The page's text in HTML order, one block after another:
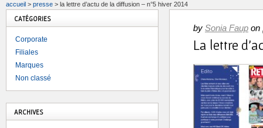
accueil > presse > la lettre d’actu de la diffusion – n°5 hiver 2014
by Sonia Faup on
La lettre
CATÉGORIES
Corporate
Filiales
Marques
Non classé
ARCHIVES